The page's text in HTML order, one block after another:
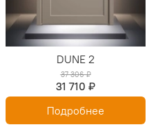
DUNE 2
37 306 ₽
31 710 ₽
Подробнее